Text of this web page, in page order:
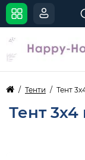
Тенти Тент
Тент